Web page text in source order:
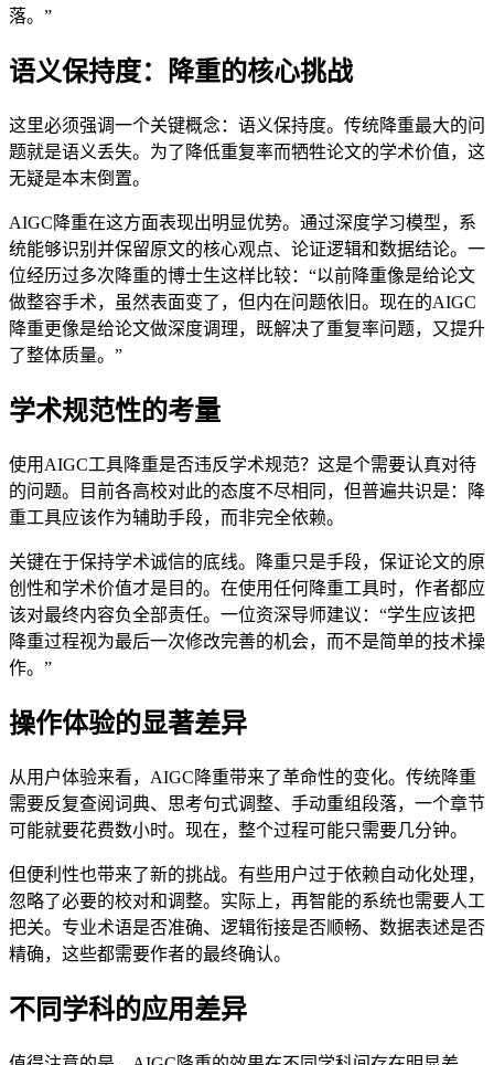
落。”
语义保持度：降重的核心挑战
这里必须强调一个关键概念：语义保持度。传统降重最大的问
题就是语义丢失。为了降低重复率而牺牲论文的学术价值，这
无疑是本末倒置。
AIGC降重在这方面表现出明显优势。通过深度学习模型，系
统能够识别并保留原文的核心观点、论证逻辑和数据结论。一
位经历过多次降重的博士生这样比较：“以前降重像是给论文
做整容手术，虽然表面变了，但内在问题依旧。现在的AIGC
降重更像是给论文做深度调理，既解决了重复率问题，又提升
了整体质量。”
学术规范性的考量
使用AIGC工具降重是否违反学术规范？这是个需要认真对待
的问题。目前各高校对此的态度不尽相同，但普遍共识是：降
重工具应该作为辅助手段，而非完全依赖。
关键在于保持学术诚信的底线。降重只是手段，保证论文的原
创性和学术价值才是目的。在使用任何降重工具时，作者都应
该对最终内容负全部责任。一位资深导师建议：“学生应该把
降重过程视为最后一次修改完善的机会，而不是简单的技术操
作。”
操作体验的显著差异
从用户体验来看，AIGC降重带来了革命性的变化。传统降重
需要反复查阅词典、思考句式调整、手动重组段落，一个章节
可能就要花费数小时。现在，整个过程可能只需要几分钟。
但便利性也带来了新的挑战。有些用户过于依赖自动化处理，
忽略了必要的校对和调整。实际上，再智能的系统也需要人工
把关。专业术语是否准确、逻辑衔接是否顺畅、数据表述是否
精确，这些都需要作者的最终确认。
不同学科的应用差异